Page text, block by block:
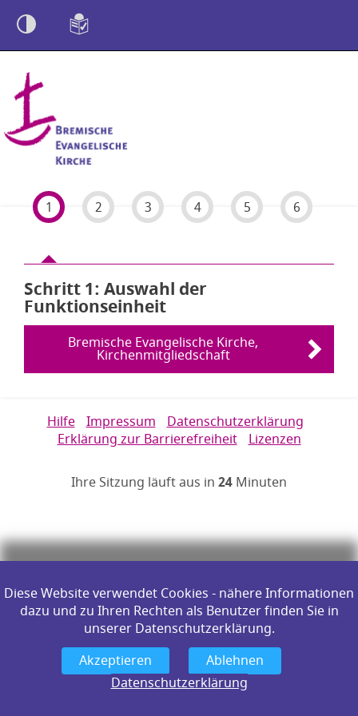
Diese Website verwendet Cookies - nähere Informationen
dazu und zu Ihren Rechten als Benutzer finden Sie in
unserer Datenschutzerklärung.
Datenschutzerklärung
1 2 3 4 5 6
Schritt 1von 6
: Auswahl der
Funktionseinheit
Bremische Evangelische Kirche,
Kirchenmitgliedschaft
Links zur Hilfe, Impressum, Datenschutzerklärung,
Hilfe Impressum Datenschutzerklärung
Erklärung zur Barrierefreiheit Lizenzen
Ihre Sitzung läuft aus in 24 Minuten